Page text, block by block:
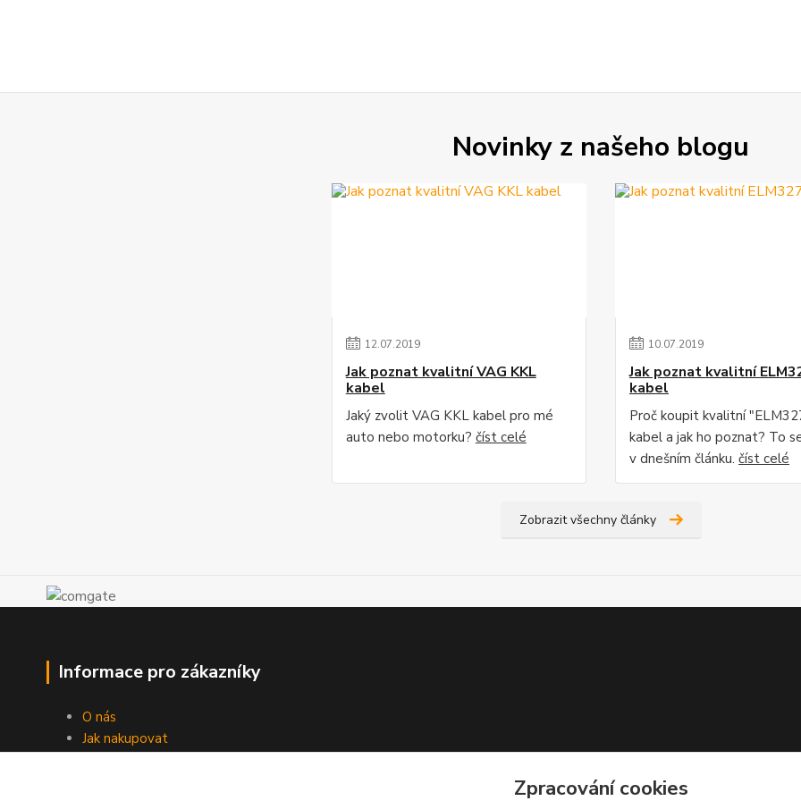
Novinky z našeho blogu
12.07.2019
Jak poznat kvalitní VAG KKL
kabel
Jaký zvolit VAG KKL kabel pro mé
auto nebo motorku? číst celé
10.07.2019
Jak poznat kvalitní
kabel
Proč koupit kvalitní
kabel a jak ho poznat? To
v dnešním článku. číst celé
Zobrazit všechny články
Informace pro zákazníky
O nás
Jak nakupovat
Zpracování cookies